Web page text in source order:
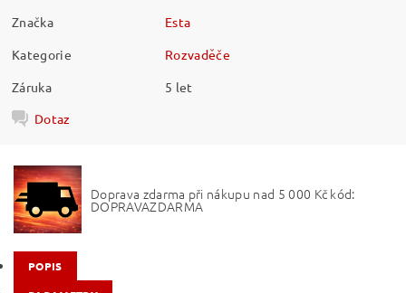
Značka
Esta
Kategorie
Rozvaděče
Záruka
5 let
Dotaz
Doprava zdarma při nákupu nad 5 000 Kč kód:
DOPRAVAZDARMA
POPIS